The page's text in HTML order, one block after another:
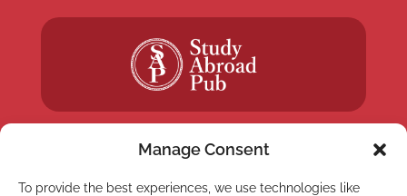
Manage Consent
To provide the best experiences, we use technologies like